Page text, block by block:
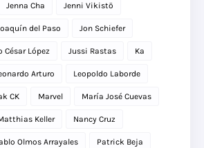
Jenna Cha Jenni Vikistö
del Paso Jon Schiefer
César López Jussi Rastas Ka
Arturo Leopoldo Laborde
CK Marvel María José Cuevas
Keller Nancy Cruz
Olmos Arrayales Patrick Beja